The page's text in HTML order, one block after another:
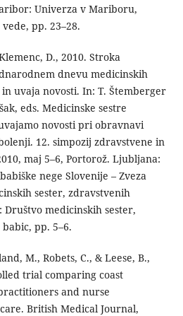
Univerza v Mariboru,
pp. 23–28.
D., 2010. Stroka
dnevu medicinskih
uvaja novosti. In: T. Štemberger
eds. Medicinske sestre
novosti pri obravnavi
12. simpozij zdravstvene in
maj 5–6, Portorož. Ljubljana:
nege Slovenije – Zveza
sester, zdravstvenih
medicinskih sester,
pp. 5–6.
M., Robets, C., & Leese, B.,
trial comparing coast
and nurse
British Medical Journal,